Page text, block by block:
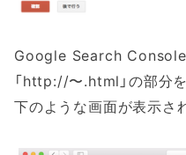
Google Search
「http://〜.html」の部分
下のような画面が表示さ